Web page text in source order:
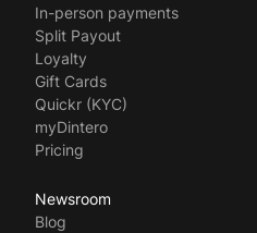
In-person payments
Split Payout
Loyalty
Gift Cards
Quickr (KYC)
myDintero
Pricing
Newsroom
Blog